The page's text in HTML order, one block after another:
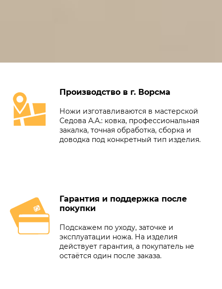
Производство в г. Ворсма
Ножи изготавливаются в мастерской
Седова А.А.: ковка, профессиональная
закалка, точная обработка, сборка и
доводка под конкретный тип изделия.
Гарантия и поддержка после
покупки
Подскажем по уходу, заточке и
эксплуатации ножа. На изделия
действует гарантия, а покупатель не
остаётся один после заказа.